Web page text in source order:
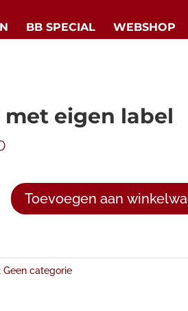
BB SPECIAL WEBSHOP
met eigen label
Toevoegen aan
Geen categorie